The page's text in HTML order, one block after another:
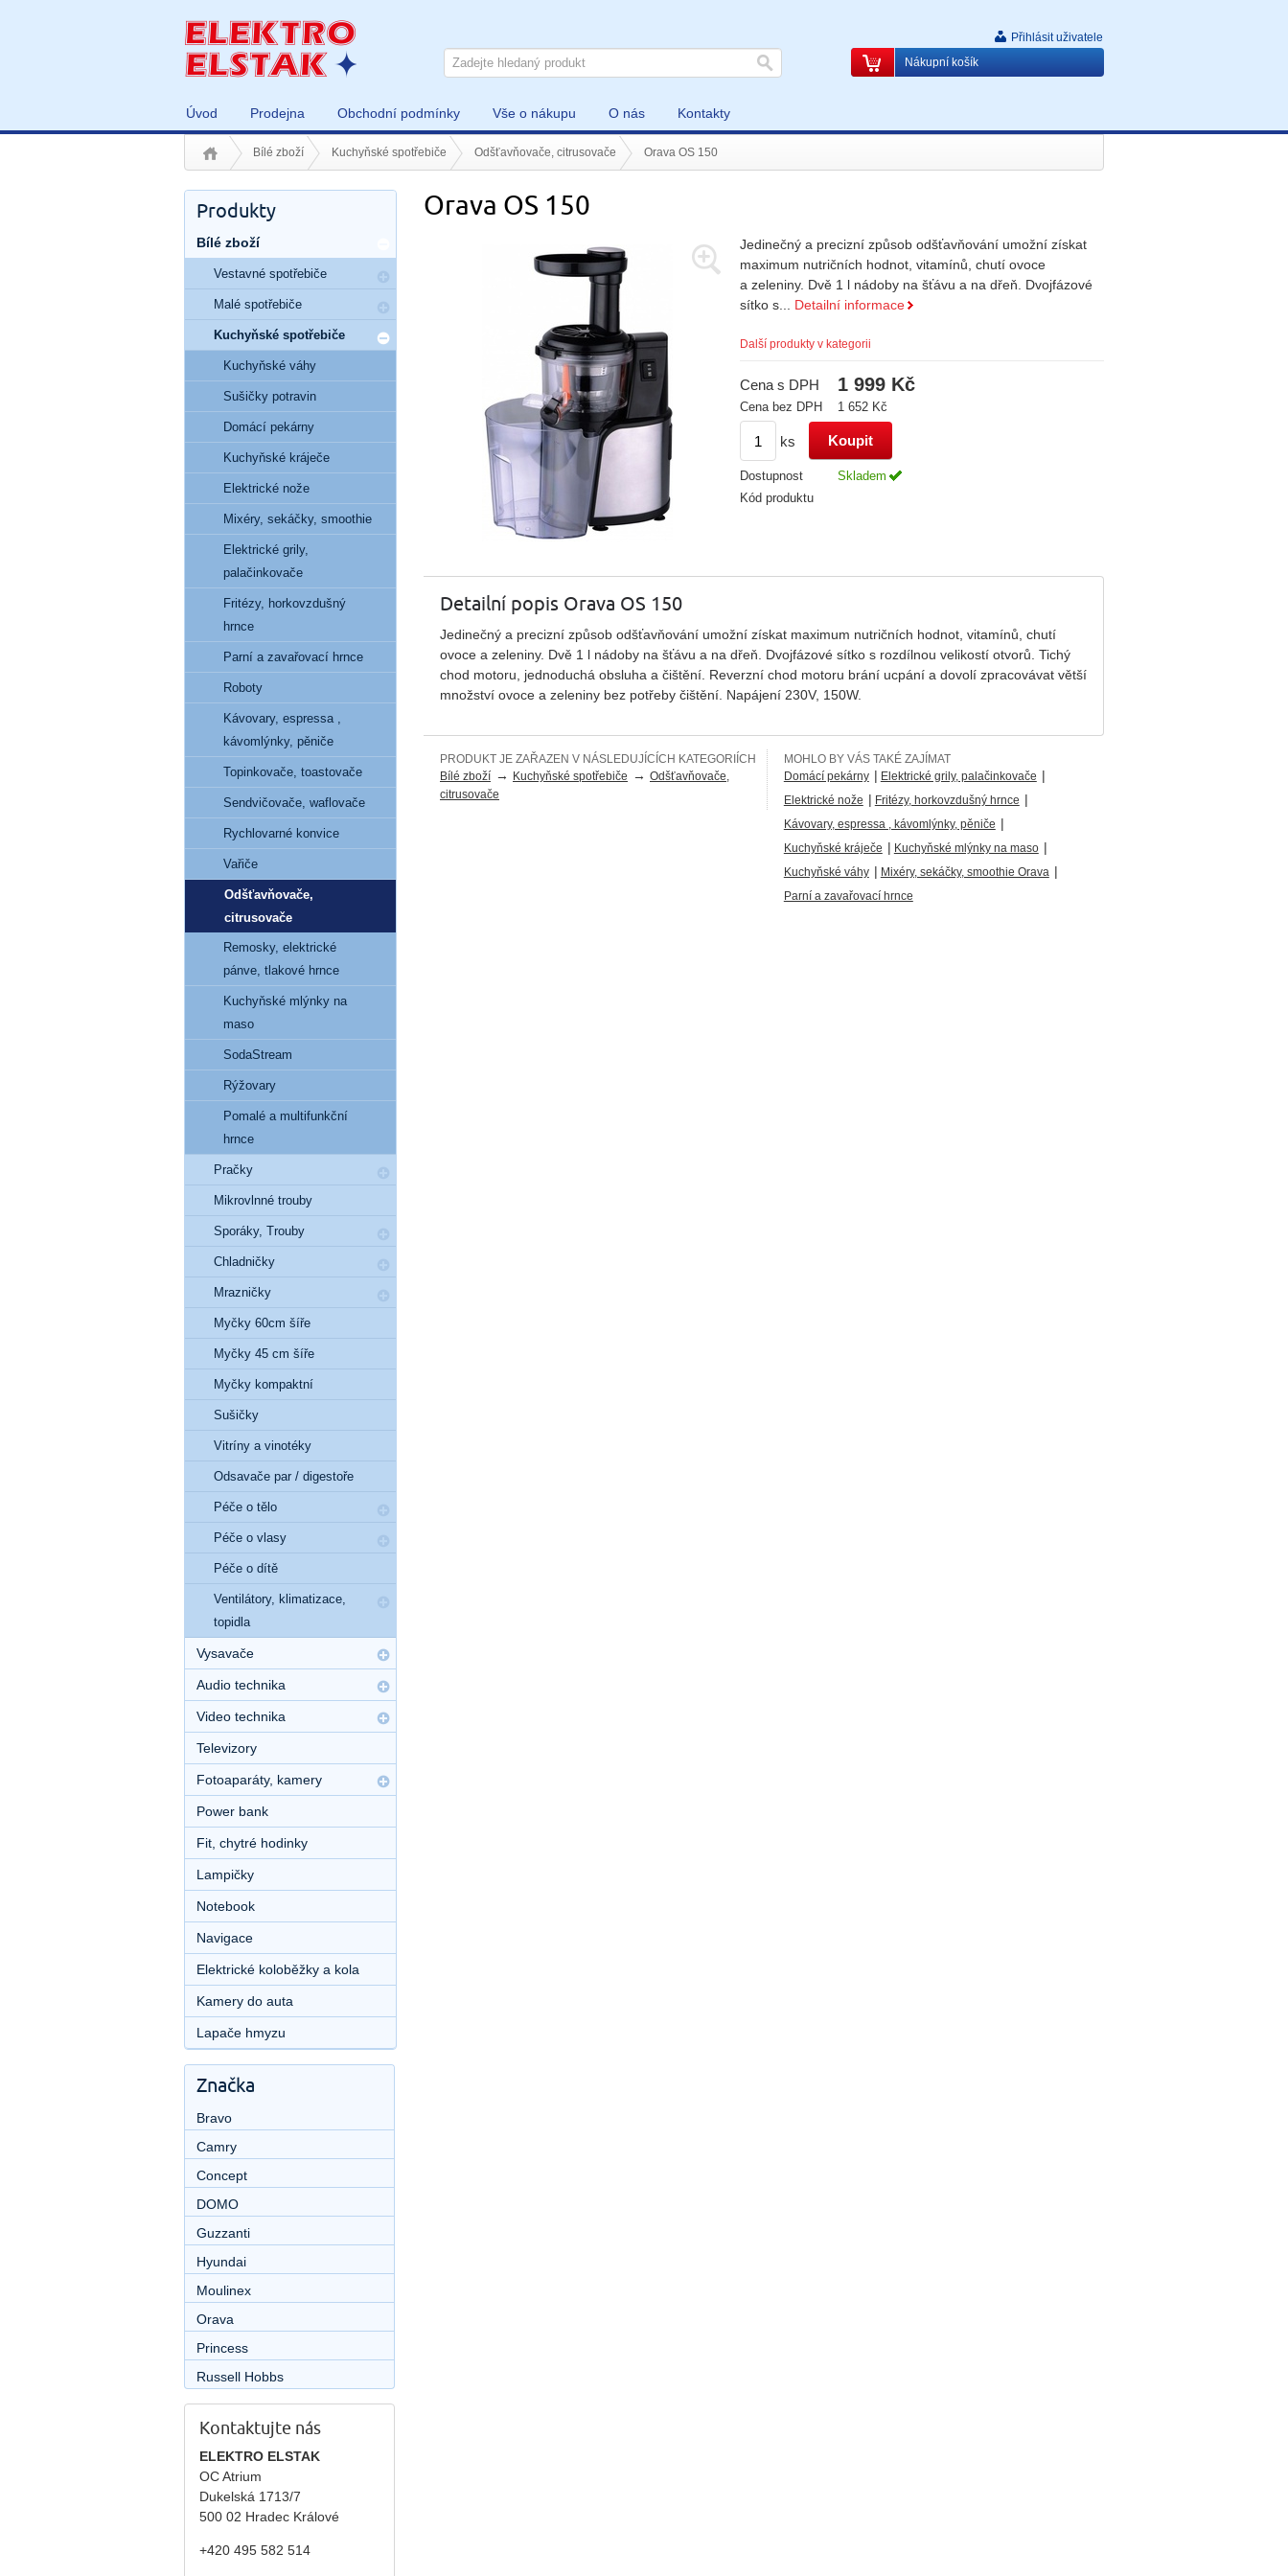
Úvod Prodejna Obchodní podmínky Vše o nákupu O nás Kontakty
Přihlásit uživatele
Nákupní košík
Bílé zboží Kuchyňské spotřebiče Odšťavňovače, citrusovače Orava OS 150
Orava OS 150
Jedinečný a precizní způsob odšťavňování umožní získat
maximum nutričních hodnot, vitamínů, chutí ovoce
a zeleniny. Dvě 1 l nádoby na šťávu a na dřeň. Dvojfázové
sítko s... Detailní informace
Další produkty v kategorii
Cena s DPH 1 999 Kč
Cena bez DPH 1 652 Kč
ks
Dostupnost
Skladem
Kód produktu
Detailní popis Orava OS 150
Jedinečný a precizní způsob odšťavňování umožní získat maximum nutričních hodnot, vitamínů, chutí
ovoce a zeleniny. Dvě 1 l nádoby na šťávu a na dřeň. Dvojfázové sítko s rozdílnou velikostí otvorů. Tichý
chod motoru, jednoduchá obsluha a čištění. Reverzní chod motoru brání ucpání a dovolí zpracovávat větší
množství ovoce a zeleniny bez potřeby čištění. Napájení 230V, 150W.
PRODUKT JE ZAŘAZEN V NÁSLEDUJÍCÍCH KATEGORIÍCH
Bílé zboží → Kuchyňské spotřebiče → Odšťavňovače,
citrusovače
MOHLO BY VÁS TAKÉ ZAJÍMAT
Domácí pekárny | Elektrické grily, palačinkovače |
Elektrické nože | Fritézy, horkovzdušný hrnce |
Kávovary, espressa , kávomlýnky, pěniče |
Kuchyňské kráječe | Kuchyňské mlýnky na maso |
Kuchyňské váhy | Mixéry, sekáčky, smoothie Orava |
Parní a zavařovací hrnce
Produkty
Bílé zboží
Vestavné spotřebiče
Malé spotřebiče
Kuchyňské spotřebiče
Kuchyňské váhy
Sušičky potravin
Domácí pekárny
Kuchyňské kráječe
Elektrické nože
Mixéry, sekáčky, smoothie
Elektrické grily,
palačinkovače
Fritézy, horkovzdušný
hrnce
Parní a zavařovací hrnce
Roboty
Kávovary, espressa ,
kávomlýnky, pěniče
Topinkovače, toastovače
Sendvičovače, waflovače
Rychlovarné konvice
Vařiče
Odšťavňovače,
citrusovače
Remosky, elektrické
pánve, tlakové hrnce
Kuchyňské mlýnky na
maso
SodaStream
Rýžovary
Pomalé a multifunkční
hrnce
Pračky
Mikrovlnné trouby
Sporáky, Trouby
Chladničky
Mrazničky
Myčky 60cm šíře
Myčky 45 cm šíře
Myčky kompaktní
Sušičky
Vitríny a vinotéky
Odsavače par / digestoře
Péče o tělo
Péče o vlasy
Péče o dítě
Ventilátory, klimatizace,
topidla
Vysavače
Audio technika
Video technika
Televizory
Fotoaparáty, kamery
Power bank
Fit, chytré hodinky
Lampičky
Notebook
Navigace
Elektrické koloběžky a kola
Kamery do auta
Lapače hmyzu
Značka
Bravo
Camry
Concept
DOMO
Guzzanti
Hyundai
Moulinex
Orava
Princess
Russell Hobbs
Kontaktujte nás
ELEKTRO ELSTAK
OC Atrium
Dukelská 1713/7
500 02 Hradec Králové
+420 495 582 514